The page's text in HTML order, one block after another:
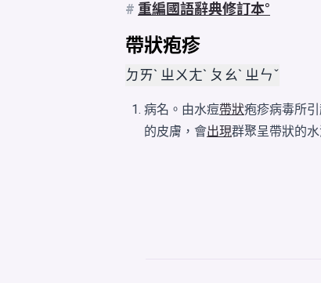
# 重編國語辭典修訂本
帶狀疱疹
ㄉㄞˋ ㄓㄨㄤˋ ㄆㄠˋ ㄓㄣˇ
病名。由水痘帶狀疱疹病毒所
的皮膚，會出現群聚呈帶狀的水